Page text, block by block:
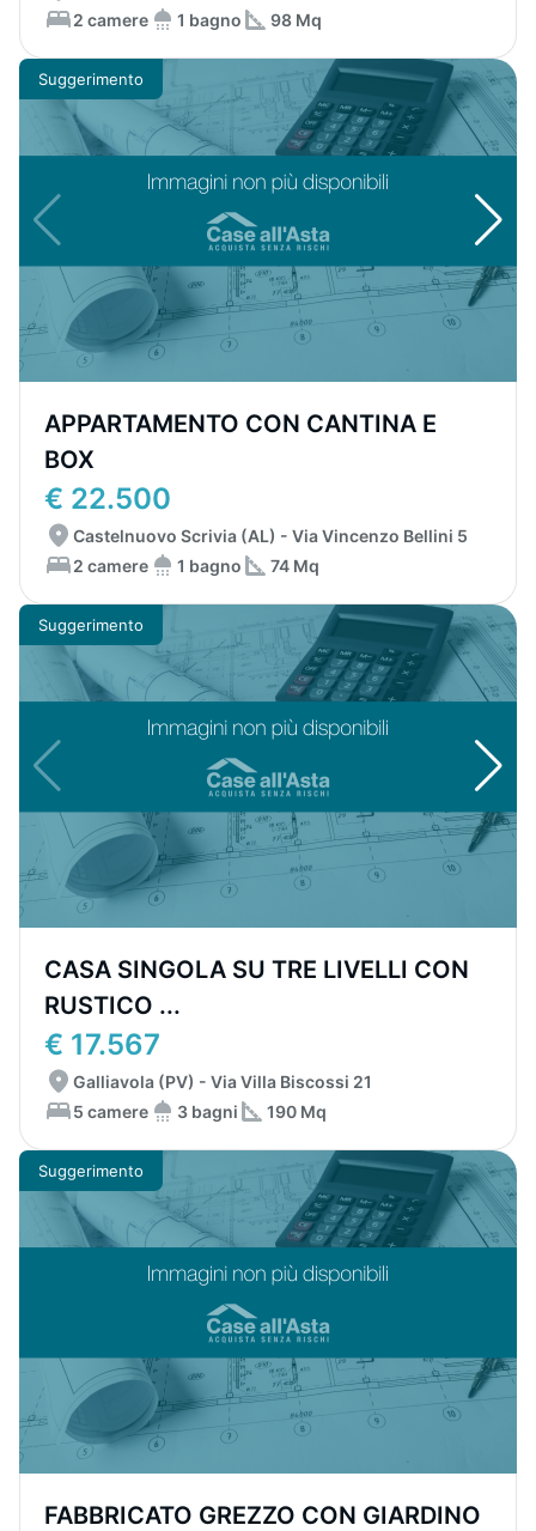
2 camere 1 bagno 98 Mq
Suggerimento
APPARTAMENTO CON CANTINA E
BOX
€ 22.500
Castelnuovo Scrivia (AL) - Via Vincenzo Bellini 5
2 camere
1 bagno 74 Mq
Suggerimento
CASA SINGOLA SU TRE LIVELLI CON
RUSTICO ...
€ 17.567
Galliavola (PV) - Via Villa Biscossi 21
5 camere
3 bagni 190 Mq
Suggerimento
FABBRICATO GREZZO CON GIARDINO